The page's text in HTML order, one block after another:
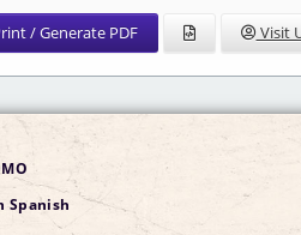
/ Generate PDF Visit
Spanish